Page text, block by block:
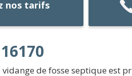
nos tarifs
de fosse septique est